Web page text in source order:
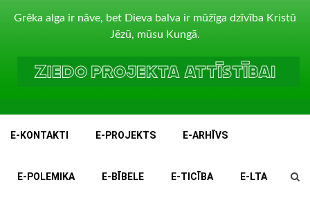
Grēka alga ir nāve, bet Dieva balva ir mūžīga dzīvība Kristū
Jēzū, mūsu Kungā.
E-KONTAKTI E-PROJEKTS E-ARHĪVS
E-POLEMIKA E-BĪBELE E-TICĪBA E-LTA